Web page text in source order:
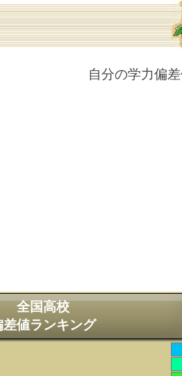
自分の学力偏
全国高校
差値ランキング